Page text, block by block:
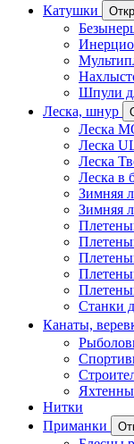
Катушки
Шпули
Леска, шнур
Леска
Леска
Леска
Леска в
Зимняя
Зимняя
Станки
Канаты,
Нитки
Приманки